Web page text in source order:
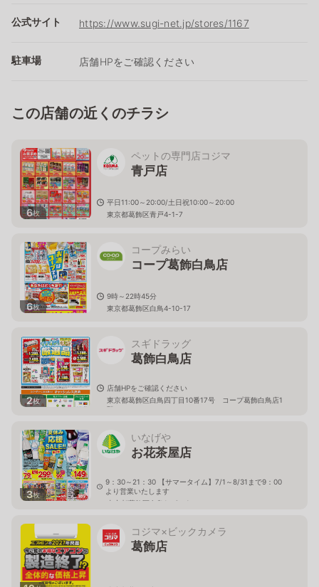
公式サイト https://www.sugi-net.jp/stores/1167
駐車場 店舗HPをご確認ください
この店舗の近くのチラシ
6枚
ペットの専門店コジマ
青戸店
平日11:00～20:00/土日祝10:00～20:00
東京都葛飾区青戸4-1-7
6枚
コープみらい
コープ葛飾白鳥店
9時～22時45分
東京都葛飾区白鳥4-10-17
2枚
スギドラッグ
葛飾白鳥店
店舗HPをご確認ください
東京都葛飾区白鳥四丁目10番17号 コープ葛飾白鳥店1
階
3枚
いなげや
お花茶屋店
9：30～21：30 【サマータイム】7/1～8/31まで9：00
より営業いたします
東京都葛飾区白鳥1－6－1
コジマ×ビックカメラ
葛飾店